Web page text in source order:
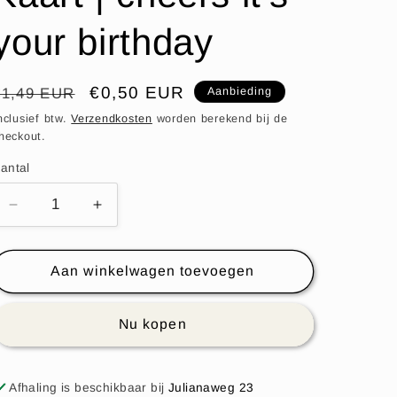
birthday
EUR Aanbiedingsprijs
€0,50 EUR Aanbieding
btw.Verzendkosten worden berekend bij de
Aantal
verlagen
voor
Kaart
|
your
Aantal
verhogen
voor
Kaart
|
it&#39;s
your
Aan winkelwagen toevoegen
Nu kopen
Afhaling is beschikbaar bij Julianaweg 23